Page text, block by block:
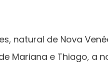
natural de Nova
Mariana e Thiago, a